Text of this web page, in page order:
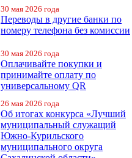
30 мая 2026 года
Переводы в другие банки по
номеру телефона без комиссии
30 мая 2026 года
Оплачивайте покупки и
принимайте оплату по
универсальному QR
26 мая 2026 года
Об итогах конкурса «Лучший
муниципальный служащий
Южно-Курильского
муниципального округа